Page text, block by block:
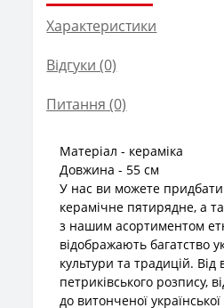
Характеристики
Відгуки (0)
Питання (0)
Матеріал - кераміка
Довжина - 55 см
У нас ви можете
керамічне пятирядне, а
з нашим асортиментом
відображають багатство
культури та традицій.
петриківського розпису,
до витонченої